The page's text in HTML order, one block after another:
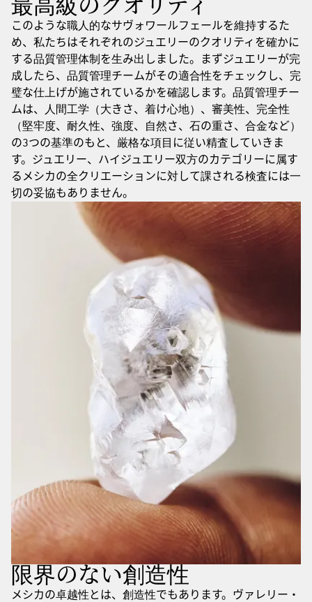
最高級のクオリティ
このような職人的なサヴォワールフェールを維持するた
め、私たちはそれぞれのジュエリーのクオリティを確かに
する品質管理体制を生み出しました。まずジュエリーが完
成したら、品質管理チームがその適合性をチェックし、完
璧な仕上げが施されているかを確認します。品質管理チー
ムは、人間工学（大きさ、着け心地）、審美性、完全性
（堅牢度、耐久性、強度、自然さ、石の重さ、合金など）
の3つの基準のもと、厳格な項目に従い精査していきま
す。ジュエリー、ハイジュエリー双方のカテゴリーに属す
るメシカの全クリエーションに対して課される検査には一
切の妥協もありません。
限界のない創造性
メシカの卓越性とは、創造性でもあります。ヴァレリー・